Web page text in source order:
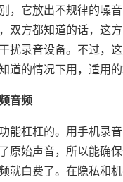
，它放出不规律的噪
双方都知道的话，这
扰录音设备。不过，
道的情况下用，适用的
音频
能杠杠的。用手机录
原始声音，所以能确
就白费了。在隐私和